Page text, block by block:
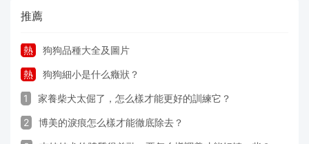
推薦
熱 狗狗品種大全及圖片
熱 狗狗細小是什么癥狀？
1 家養柴犬太倔了，怎么樣才能更好的訓練它？
2 博美的淚痕怎么樣才能徹底除去？